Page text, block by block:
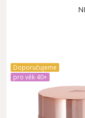
Doporučujeme
pro věk 40+